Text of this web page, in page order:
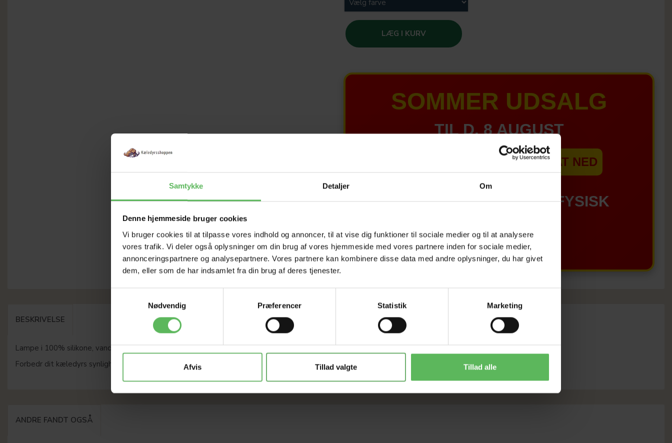
Samtykke Detaljer Om
Denne hjemmeside bruger cookies
Vi bruger cookies til at tilpasse vores indhold og annoncer, til at vise dig funktioner til sociale medier og til at analysere
vores trafik. Vi deler også oplysninger om din brug af vores hjemmeside med vores partnere inden for sociale medier,
annonceringspartnere og analysepartnere. Vores partnere kan kombinere disse data med andre oplysninger, du har givet
dem, eller som de har indsamlet fra din brug af deres tjenester.
Nødvendig
Præferencer Statistik Marketing
Afvis Tillad valgte Tillad alle
LÆG I KURV
SOMMER UDSALG
TIL D. 8 AUGUST
HELE WEBSHOPPEN ER SAT NED
Tilbud GÆLDER IKKE I FYSISK
BUTIKKERE
BESKRIVELSE
Lampe i 100% silikone, vandtæt, synlig op til 500 meter. Farve: blå.
Forbedr dit kæledyrs synlighed og sikkerhed i mørket.
ANDRE FANDT OGSÅ